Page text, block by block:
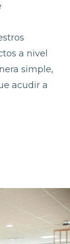
a nivel
simple,
acudir a